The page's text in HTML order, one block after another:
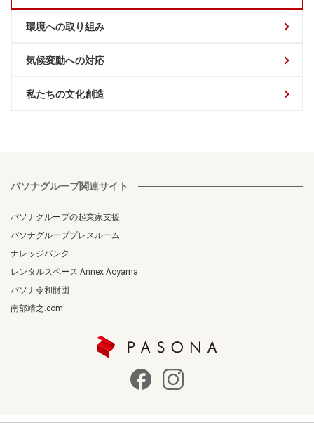
環境への取り組み
気候変動への対応
私たちの文化創造
パソナグループ関連サイト
パソナグループの起業家支援
パソナグループプレスルーム
ナレッジバンク
レンタルスペース Annex Aoyama
パソナ令和財団
南部靖之.com